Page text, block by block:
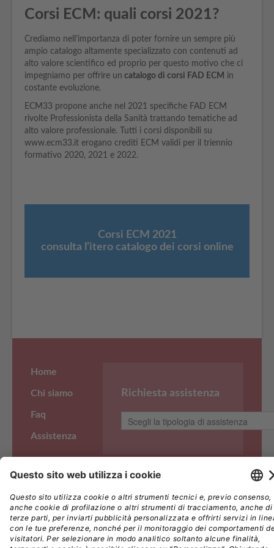
Corsi ECM: quali corsi 2021?
Crediamo nell’importanza di poter fornire un sempre più
ampio catalogo altamente specializzato con contenuti ad
alto valore scientifico ed proprio per questo motivo che ci
impegniamo per offrire un catalogo di corsi FAD ECM in
costante evoluzione.
ECM33 propone anche nel 2021 specifiche FAD ECM
rivolte Professionista della Sanità trattando tematiche ad
alto valore professionale. Tutti i corsi disponibili su
www.ecm33.it erogano crediti ECM validi per il triennio
formativo 2020, 2021 e 2022.
Corsi ECM 2021
consulta l’itero catalogo dei corsi online
Home
Chi siamo
Faq
Assistenza
Richiesta assistenza
Privacy
21013 Gallarate (VA) P.IVA 03390660961
Società a socio unico, soggetta a direzione e
coordinamento di Edra S.p.A. – C.F. 08056040960 |